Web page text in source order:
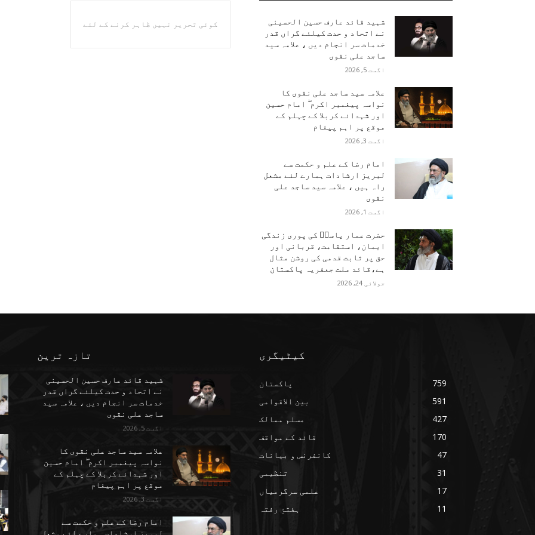
کوئی تحریر نہیں ظاہر کرنے کے لئے
شہید قائد عارف حسین الحسینی
نے اتحاد و حدت کیلئے گراں قدر
خدمات سر انجام دیں ، علامہ سید
ساجد علی نقوی
اگست 5, 2026
علامہ سید ساجد علی نقوی کا
نواسہ پیغمبر اکرم ۖ امام حسین
اور شہدائے کربلا کے چہلم کے
موقع پر اہم پیغام
اگست 3, 2026
امام رضا کے علم و حکمت سے
لبریز ارشادات ہمارے لئے مشعل
راہ ہیں ، علامہ سید ساجد علی
نقوی
اگست 1, 2026
حضرت عمار یاسرؑ کی پوری زندگی
ایمان، استقامت، قربانی اور
حق پر ثابت قدمی کی روشن مثال
ہے،قائد ملت جعفریہ پاکستان
جولائی 24, 2026
تازہ ترین
شہید قائد عارف حسین الحسینی
نے اتحاد و حدت کیلئے گراں قدر
خدمات سر انجام دیں ، علامہ سید
ساجد علی نقوی
اگست 5, 2026
علامہ سید ساجد علی نقوی کا
نواسہ پیغمبر اکرم ۖ امام حسین
اور شہدائے کربلا کے چہلم کے
موقع پر اہم پیغام
اگست 3, 2026
امام رضا کے علم و حکمت سے
کیٹیگری
پاکستان
759
بین الاقوامی
591
مسلم ممالک
427
قائد کے مواقف
170
کانفرنس و بیانات
47
تنظیمی
31
علمی سرگرمیاں
17
ہفتۂِ رفتہ
11